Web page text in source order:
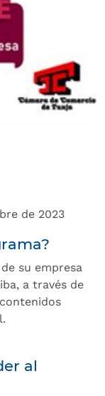
de 2023
su empresa
a través de
al